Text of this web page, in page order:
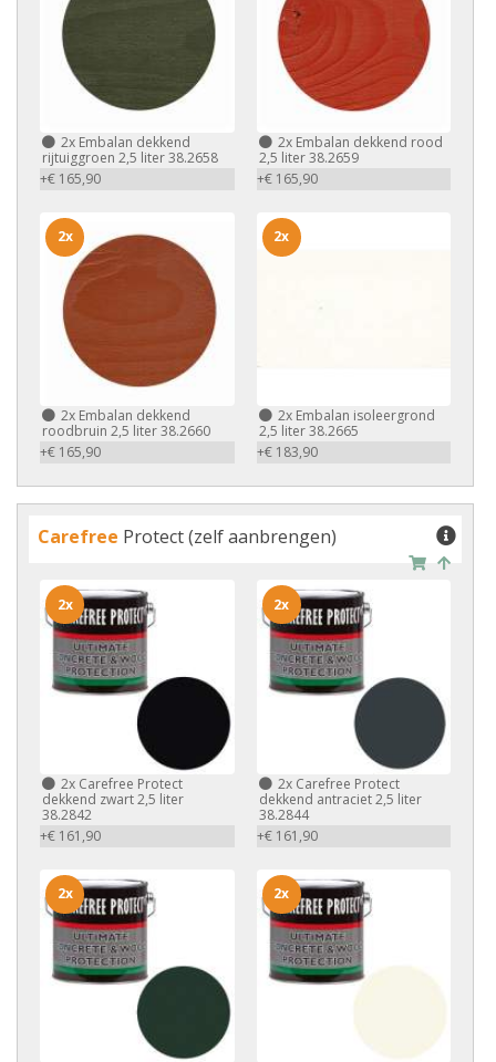
2x Embalan dekkend
rijtuiggroen 2,5 liter 38.2658
+€ 165,90
2xEmbalan dekkend rood
2,5 liter 38.2659
+€ 165,90
2x Embalan dekkend
roodbruin 2,5 liter 38.2660
+€ 165,90
2x
2xEmbalan isoleergrond
2,5 liter 38.2665
+€ 183,90
2x
Carefree Protect (zelf aanbrengen)
2x Carefree Protect
dekkend zwart 2,5 liter
38.2842
+€ 161,90
2x
2xCarefree Protect
dekkend antraciet 2,5 liter
38.2844
+€ 161,90
2x
2x 2x